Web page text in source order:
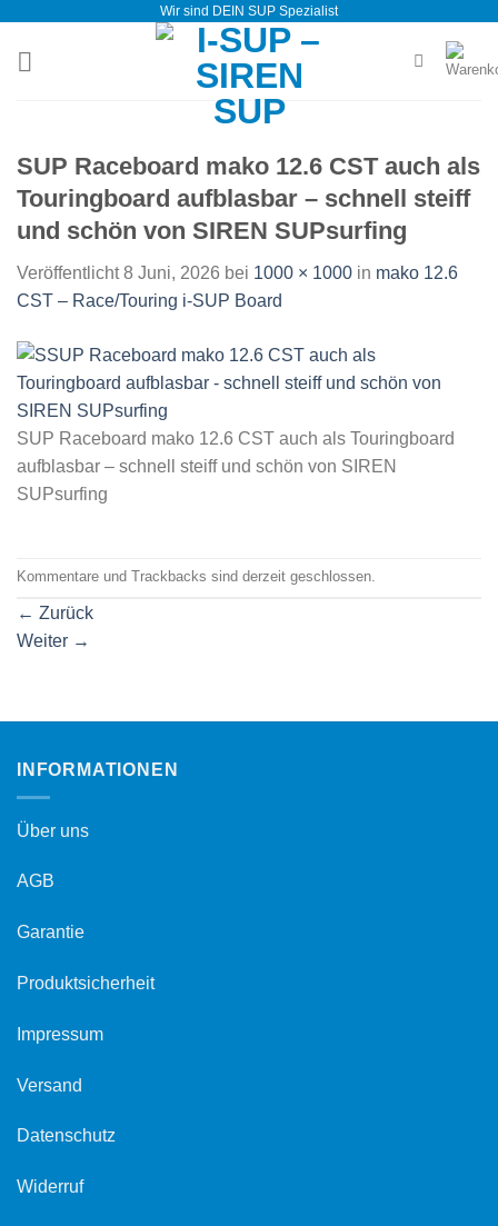
springen
Wir sind DEIN SUP Spezialist
SUP Raceboard mako 12.6 CST auch als
Touringboard aufblasbar – schnell steiff
und schön von SIREN SUPsurfing
Veröffentlicht8 Juni, 2026 bei 1000 × 1000 in mako 12.6
CST – Race/Touring i-SUP Board
SUP Raceboard mako 12.6 CST auch als Touringboard
aufblasbar – schnell steiff und schön von SIREN
SUPsurfing
Kommentare und Trackbacks sind derzeit geschlossen.
← Zurück
Weiter →
INFORMATIONEN
Über uns
AGB
Garantie
Produktsicherheit
Impressum
Versand
Datenschutz
Widerruf